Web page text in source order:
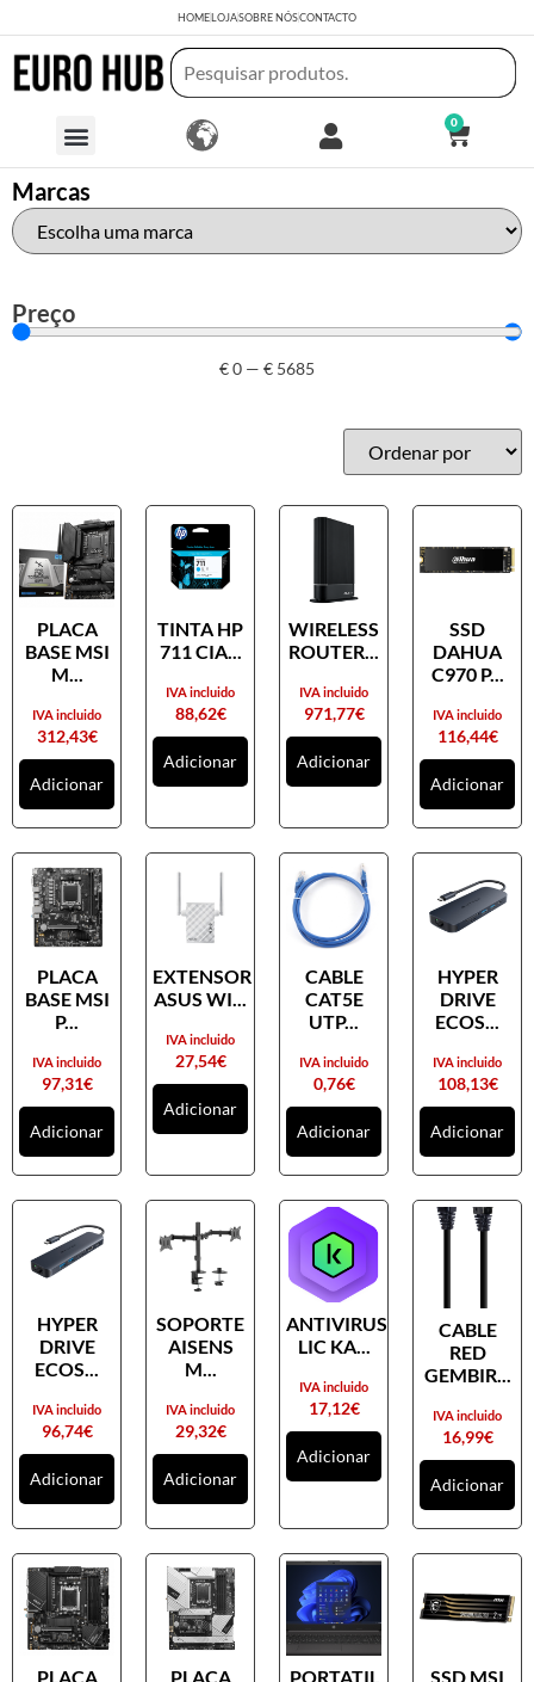
HOMELOJASOBRE NÓSCONTACTO
0
Marcas
Preço
€0 — € 5685
PLACA
BASE MSI
M...
312,43€
IVA incluido
Adicionar
TINTA HP
711 CIA...
88,62€
IVA incluido
Adicionar
WIRELESS
ROUTER...
971,77€
IVA incluido
Adicionar
SSD
DAHUA
C970 P...
116,44€
IVA incluido
Adicionar
PLACA
BASE MSI
P...
97,31€
IVA incluido
Adicionar
EXTENSOR
ASUS WI...
27,54€
IVA incluido
Adicionar
CABLE
CAT5E
UTP...
0,76€
IVA incluido
Adicionar
HYPER
DRIVE
ECOS...
108,13€
IVA incluido
Adicionar
HYPER
DRIVE
ECOS...
96,74€
IVA incluido
Adicionar
SOPORTE
AISENS
M...
29,32€
IVA incluido
Adicionar
ANTIVIRUS
LIC KA...
17,12€
IVA incluido
Adicionar
CABLE
RED
GEMBIR...
16,99€
IVA incluido
Adicionar
PLACA
PLACA
PORTATIL
SSD MSI